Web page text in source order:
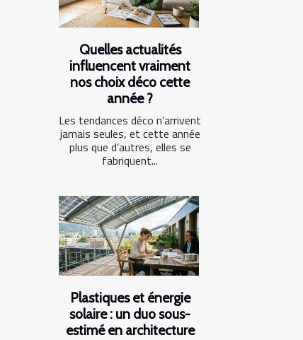
Quelles actualités
influencent vraiment
nos choix déco cette
année ?
Les tendances déco n’arrivent
jamais seules, et cette année
plus que d’autres, elles se
fabriquent...
Plastiques et énergie
solaire : un duo sous-
estimé en architecture